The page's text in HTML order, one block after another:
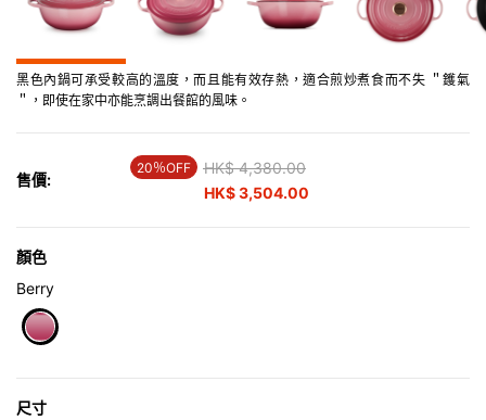
黑色內鍋可承受較高的溫度，而且能有效存熱，適合煎炒煮食而不失 ＂鑊氣
＂，即使在家中亦能烹調出餐館的風味。
售價:
20％OFF Price reduced from
HK$ 4,380.00to
HK$ 3,504.00
顏色
Berry
尺寸